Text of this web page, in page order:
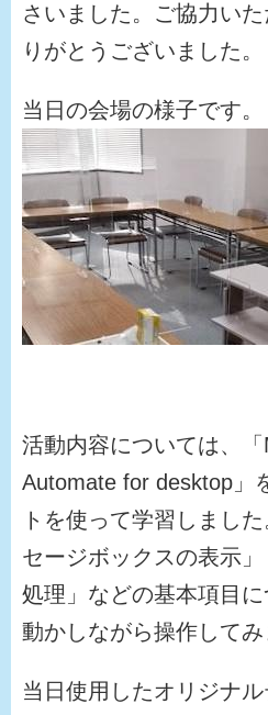
さいました。ご協力い
りがとうございました。
当日の会場の様子です。
活動内容については、
Automate for desktop」
トを使って学習しまし
セージボックスの表示
処理」などの基本項目
動かしながら操作してみ
当日使用したオリジナ